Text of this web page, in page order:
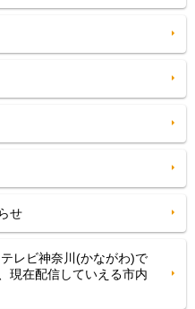
せ
レビ神奈川(かながわ)で
現在配信していえる市内